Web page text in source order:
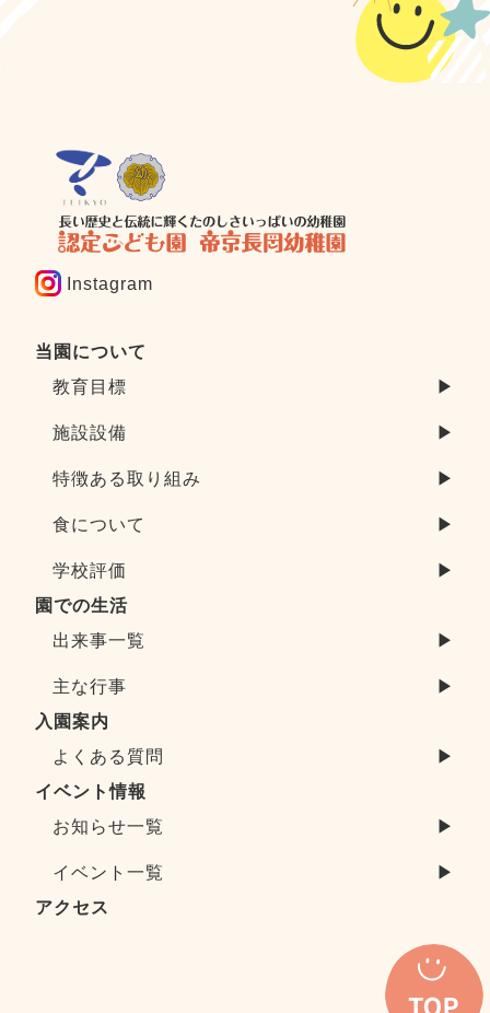
Instagram
当園について
教育目標
▶
施設設備 ▶
特徴ある取り組み ▶
食について ▶
学校評価
▶
園での生活
出来事一覧
▶
主な行事
▶
入園案内
よくある質問
▶
イベント情報
お知らせ一覧
▶
イベント一覧
▶
アクセス